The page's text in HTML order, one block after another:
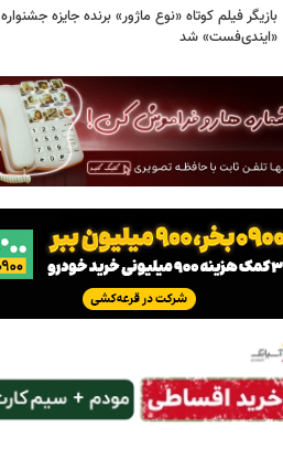
بازیگر فیلم کوتاه «نوع ماژور» برنده جایزه جشنواره
«ایندی‌فست» شد